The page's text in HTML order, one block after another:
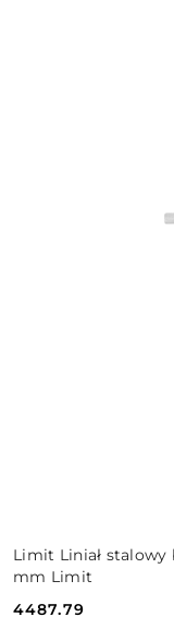
Limit Liniał stalowy
mm Limit
4487.79